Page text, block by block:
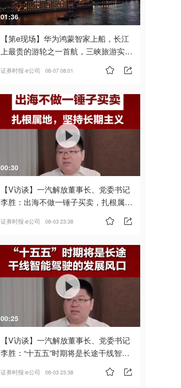
01:36
【第e现场】华为鸿蒙智家上船，长江
上最贵的游轮之一首航，三峡旅游实
证券时报·e公司 08-07 08:01
00:30
【V访谈】一汽解放董事长、党委书记
李胜：出海不做一锤子买卖，扎根属
证券时报·e公司 08-03 23:38
00:25
【V访谈】一汽解放董事长、党委书记
李胜：“十五五”时期将是长途干线智能
证券时报·e公司 08-03 23:38